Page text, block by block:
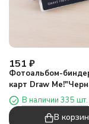
151 ₽
Фотоальбом-
карт Draw
бабочка",20
В наличии 335 шт.
В